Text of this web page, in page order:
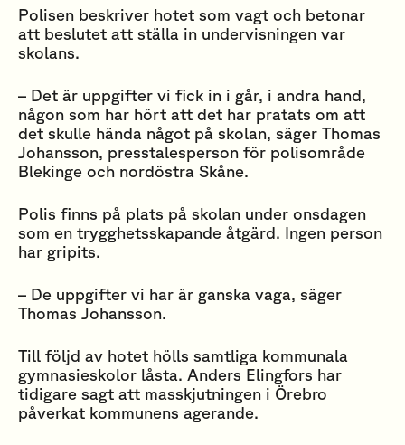
Polisen beskriver hotet som vagt och betonar
att beslutet att ställa in undervisningen var
skolans.
– Det är uppgifter vi fick in i går, i andra hand,
någon som har hört att det har pratats om att
det skulle hända något på skolan, säger Thomas
Johansson, presstalesperson för polisområde
Blekinge och nordöstra Skåne.
Polis finns på plats på skolan under onsdagen
som en trygghetsskapande åtgärd. Ingen person
har gripits.
– De uppgifter vi har är ganska vaga, säger
Thomas Johansson.
Till följd av hotet hölls samtliga kommunala
gymnasieskolor låsta. Anders Elingfors har
tidigare sagt att masskjutningen i Örebro
påverkat kommunens agerande.